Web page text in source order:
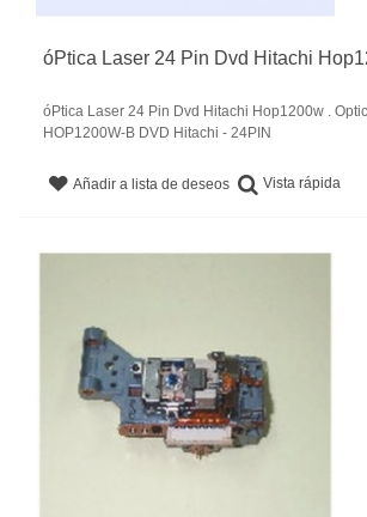
óPtica Laser 24 Pin Dvd Hitachi
óPtica Laser 24 Pin Dvd Hitachi Hop1200w .
HOP1200W-B DVD Hitachi - 24PIN
Añadir a lista de deseos Vista rápida